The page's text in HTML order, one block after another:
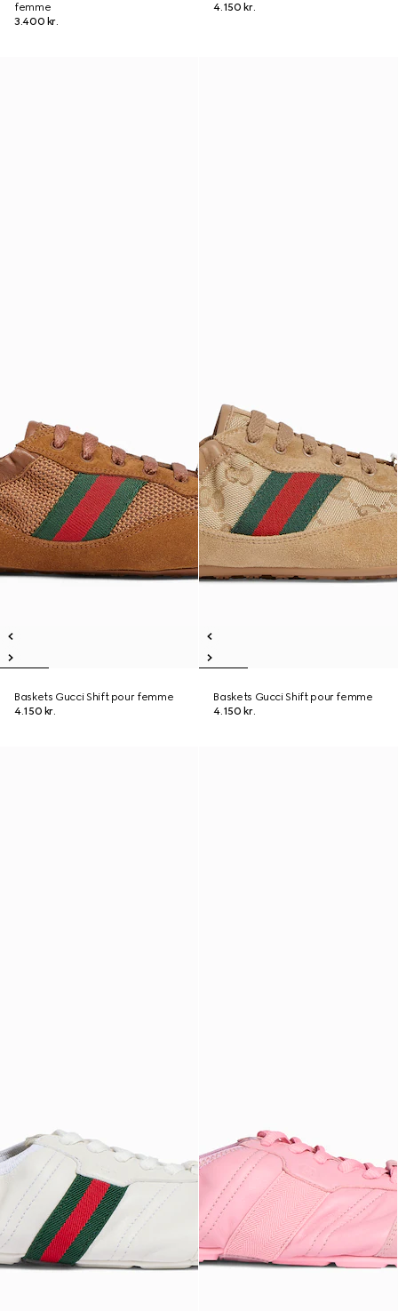
femme
3.400 kr.
4.150 kr.
Baskets Gucci Shift pour femme
4.150 kr.
Baskets Gucci Shift pour femme
4.150 kr.